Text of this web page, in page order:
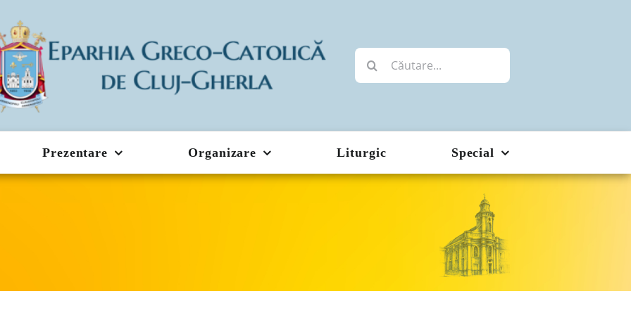
Cautare...
Prezentare Organizare Liturgic Special